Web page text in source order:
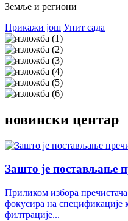
Земље и региони
Прикажи још Упит сада
новински центар
Зашто је постављање
Приликом избора
фокусира на
филтрације...